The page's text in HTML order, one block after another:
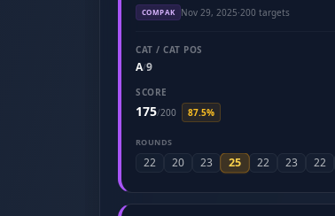
COMPAK Nov 29, 2025·200 targets
CAT / CAT POS
A/9
SCORE
175/200 87.5%
ROUNDS
22 20 23 25 22 23 22